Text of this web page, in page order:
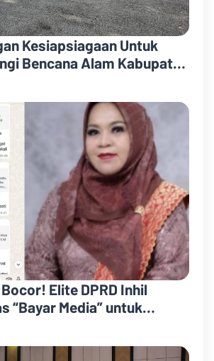
Kesiapsiagaan Untuk
Bencana Alam Kabupaten
Elite DPRD Inhil
“Bayar Media” untuk